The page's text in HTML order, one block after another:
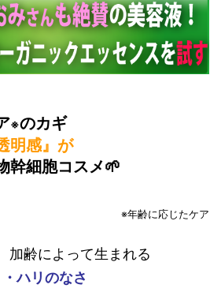
※のカギ
明感』が
幹細胞コスメ🌱
※年齢に応じたケア
加齢によって生まれる
・ハリのなさ